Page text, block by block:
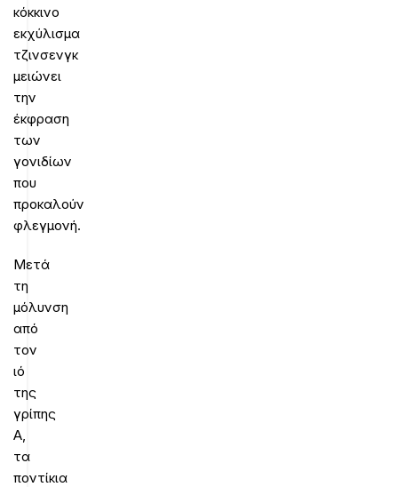
κόκκινο
εκχύλισμα
τζινσενγκ
μειώνει
την
έκφραση
των
γονιδίων
που
προκαλούν
φλεγμονή.
Μετά
τη
μόλυνση
από
τον
ιό
της
γρίπης
Α,
τα
ποντίκια